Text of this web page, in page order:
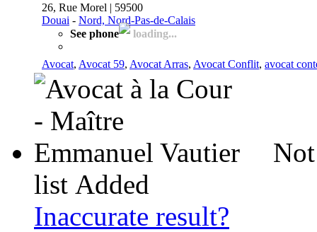
26, Rue Morel | 59500
Douai - Nord, Nord-Pas-de-Calais
See phone
loading...
Avocat, Avocat 59, Avocat Arras, Avocat Conflit, avocat
list Added
Inaccurate result?